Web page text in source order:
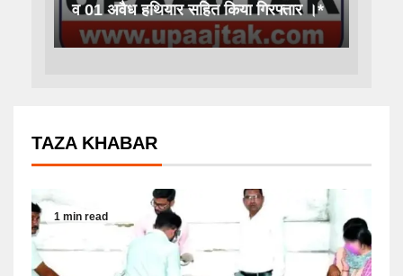
व 01 अवैध हथियार सहित किया गिरफ्तार ।*
TAZA KHABAR
1 min read